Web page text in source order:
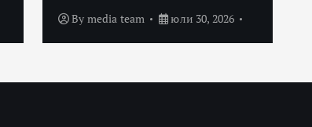
By media team юли 30, 2026